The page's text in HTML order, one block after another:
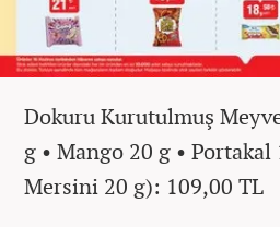
Dokuru Kurutulmuş
g • Mango 20 g • Portakal
Mersini 20 g): 109,00 TL